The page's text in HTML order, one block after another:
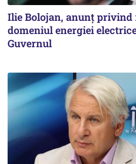
Ilie Bolojan, anunț
domeniul energiei
Guvernul